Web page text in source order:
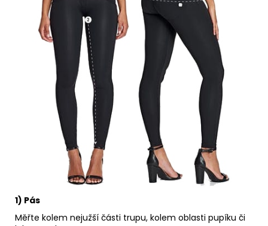
1) Pás
Měřte kolem nejužší části trupu, kolem oblasti pupíku či